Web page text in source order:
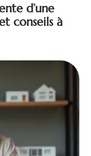
d’une
conseils à